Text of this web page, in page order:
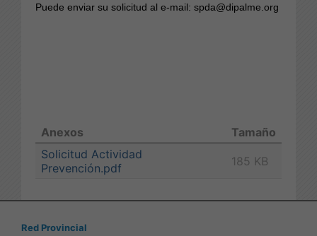
Puede enviar su solicitud al e-mail: spda@dipalme.org
Anexos
Tamaño
Solicitud Actividad
Prevención.pdf
185 KB
Red Provincial